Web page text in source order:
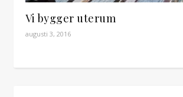
Vi bygger uterum
augusti 3, 2016